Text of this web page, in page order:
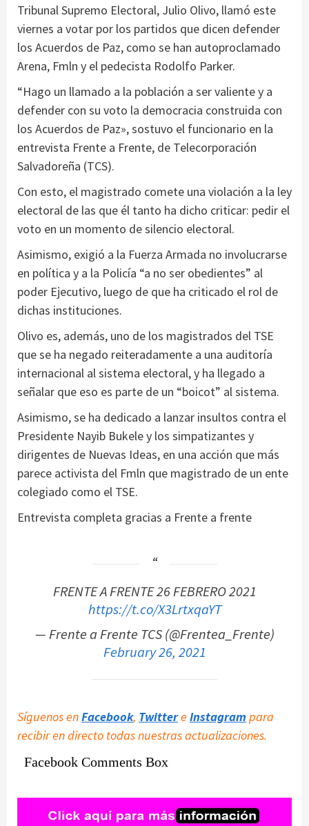
Tribunal Supremo Electoral, Julio Olivo, llamó este
viernes a votar por los partidos que dicen defender
los Acuerdos de Paz, como se han autoproclamado
Arena, Fmln y el pedecista Rodolfo Parker.
“Hago un llamado a la población a ser valiente y a
defender con su voto la democracia construida con
los Acuerdos de Paz», sostuvo el funcionario en la
entrevista Frente a Frente, de Telecorporación
Salvadoreña (TCS).
Con esto, el magistrado comete una violación a la ley
electoral de las que él tanto ha dicho criticar: pedir el
voto en un momento de silencio electoral.
Asimismo, exigió a la Fuerza Armada no involucrarse
en política y a la Policía “a no ser obedientes” al
poder Ejecutivo, luego de que ha criticado el rol de
dichas instituciones.
Olivo es, además, uno de los magistrados del TSE
que se ha negado reiteradamente a una auditoría
internacional al sistema electoral, y ha llegado a
señalar que eso es parte de un “boicot” al sistema.
Asimismo, se ha dedicado a lanzar insultos contra el
Presidente Nayib Bukele y los simpatizantes y
dirigentes de Nuevas Ideas, en una acción que más
parece activista del Fmln que magistrado de un ente
colegiado como el TSE.
Entrevista completa gracias a Frente a frente
FRENTE A FRENTE 26 FEBRERO 2021
https://t.co/X3LrtxqaYT
— Frente a Frente TCS (@Frentea_Frente)
February 26, 2021
Síguenos enFacebook, Twittere Instagram para
recibir en directo todas nuestras actualizaciones.
Facebook Comments Box